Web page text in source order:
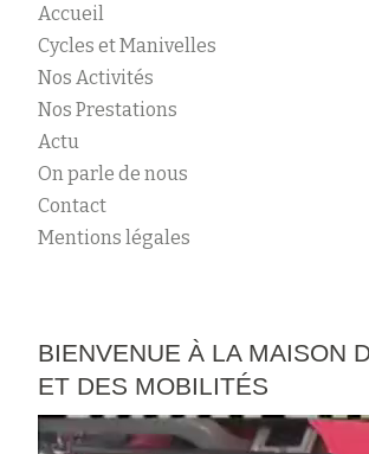
D
E
S
A
R
T
C
L
Accueil
Cycles et Manivelles
Nos Activités
Nos Prestations
Actu
On parle de nous
Contact
Mentions légales
BIENVENUE À LA MAISON
ET DES MOBILITÉS